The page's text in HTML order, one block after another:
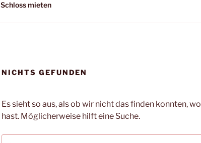
Schloss mieten
NICHTS GEFUNDEN
Es sieht so aus, als ob wir nicht das finden konnten,
hast. Möglicherweise hilft eine Suche.